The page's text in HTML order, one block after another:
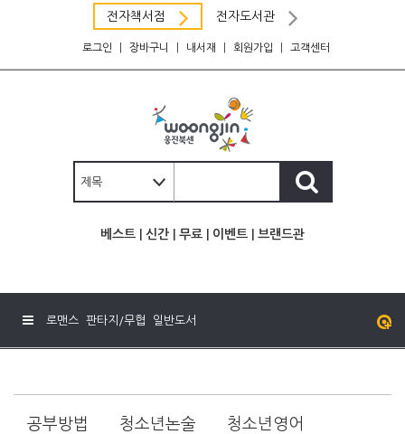
전자책서점 전자도서관
로그인 장바구니 내서재 회원가입 고객센터
베스트 신간 무료 이벤트 브랜드관
로맨스 판타지/무협 일반도서
공부방법 청소년논술
청소년영어